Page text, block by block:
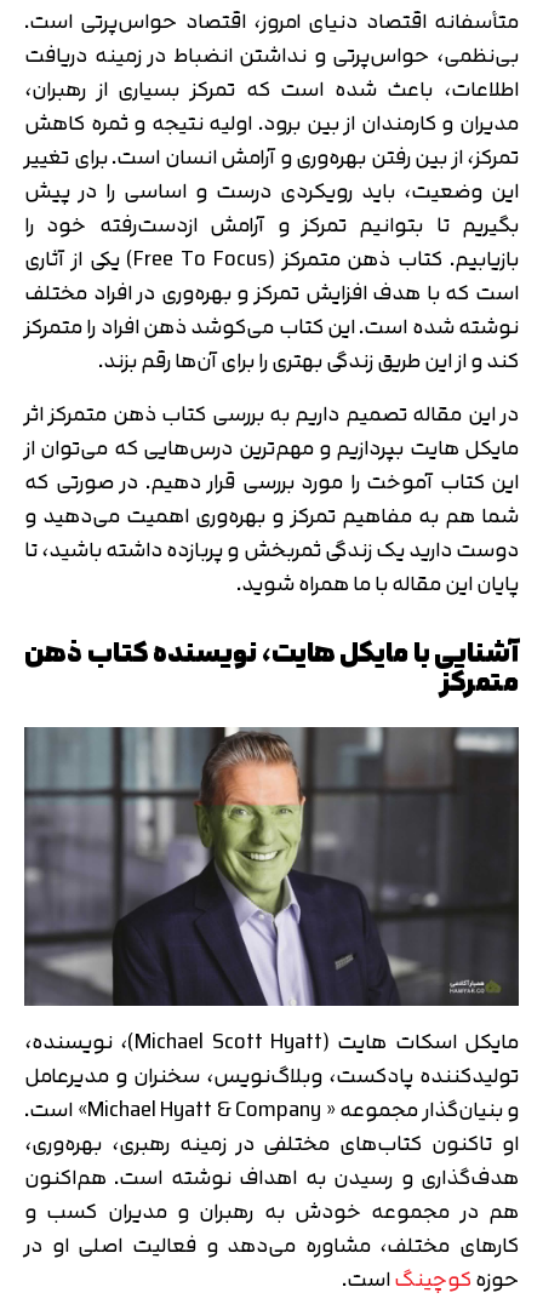
متأسفانه اقتصاد دنیای امروز، اقتصاد حواس‌پرتی است.
بی‌نظمی، حواس‌پرتی و نداشتن انضباط در زمینه دریافت
اطلاعات، باعث شده است که تمرکز بسیاری از رهبران،
مدیران و کارمندان از بین برود. اولیه نتیجه و ثمره کاهش
تمرکز، از بین رفتن بهره‌وری و آرامش انسان است. برای تغییر
این وضعیت، باید رویکردی درست و اساسی را در پیش
بگیریم تا بتوانیم تمرکز و آرامش ازدست‌رفته خود را
بازیابیم. کتاب ذهن متمرکز (Free To Focus) یکی از آثاری
است که با هدف افزایش تمرکز و بهره‌وری در افراد مختلف
نوشته شده است. این کتاب می‌کوشد ذهن افراد را متمرکز
کند و از این طریق زندگی بهتری را برای آن‌ها رقم بزند.
در این مقاله تصمیم داریم به بررسی کتاب ذهن متمرکز اثر
مایکل هایت بپردازیم و مهم‌ترین درس‌هایی که می‌توان از
این کتاب آموخت را مورد بررسی قرار دهیم. در صورتی که
شما هم به مفاهیم تمرکز و بهره‌وری اهمیت می‌دهید و
دوست دارید یک زندگی ثمربخش و پربازده داشته باشید، تا
پایان این مقاله با ما همراه شوید.
آشنایی با مایکل هایت، نویسنده کتاب ذهن
متمرکز
مایکل اسکات هایت (Michael Scott Hyatt)، نویسنده،
تولیدکننده پادکست، وبلاگ‌نویس، سخنران و مدیرعامل
و بنیان‌گذار مجموعه « Michael Hyatt & Company» است.
او تاکنون کتاب‌های مختلفی در زمینه رهبری، بهره‌وری،
هدف‌گذاری و رسیدن به اهداف نوشته است. هم‌اکنون
هم در مجموعه خودش به رهبران و مدیران کسب و
کارهای مختلف، مشاوره می‌دهد و فعالیت اصلی او در
حوزهکوچینگاست.